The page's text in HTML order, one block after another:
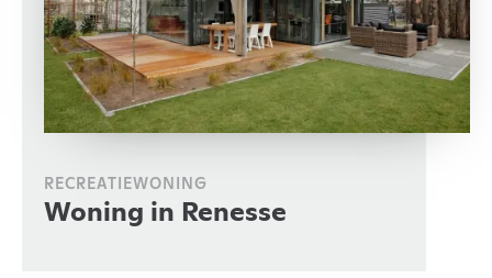
RECREATIEWONING
Woning in Renesse